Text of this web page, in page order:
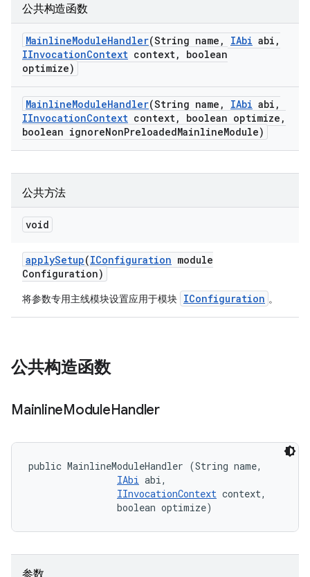
公共构造函数
MainlineModuleHandler(String name , IAbi abi ,
IInvocationContext context,
boolean
optimize)
MainlineModuleHandler(String name , IAbi abi ,
IInvocationContext context, boolean optimize ,
boolean ignoreNonPreloadedMainlineModule)
公共方法
void
applySetup(IConfiguration module
Configuration)
将参数专用主线模块设置应用于模块 IConfiguration 。
公共构造函数
MainlineModuleHandler
public MainlineModuleHandler (String name,
IAbi abi,
IInvocationContext context,
                boolean optimize)
参数